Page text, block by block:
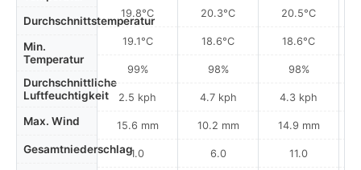
Durchschnittstemperatur
Min.
Temperatur
Durchschnittliche
Luftfeuchtigkeit
Max. Wind
Gesamtniederschlag
19.8°C
19.1°C
99%
2.5 kph
15.6 mm
1.0
20.3°C
18.6°C
98%
4.7 kph
10.2 mm
6.0
20.5°C
18.6°C
98%
4.3 kph
14.9 mm
11.0